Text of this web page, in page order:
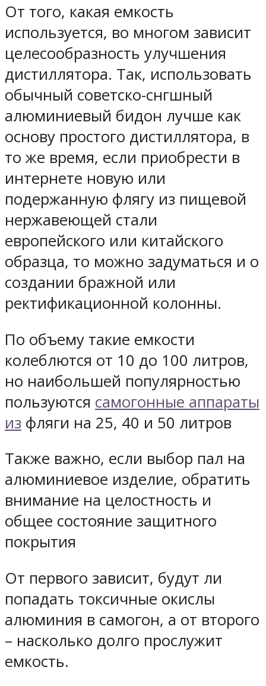
От того, какая емкость
используется, во многом зависит
целесообразность улучшения
дистиллятора. Так, использовать
обычный советско-снгшный
алюминиевый бидон лучше как
основу простого дистиллятора, в
то же время, если приобрести в
интернете новую или
подержанную флягу из пищевой
нержавеющей стали
европейского или китайского
образца, то можно задуматься и о
создании бражной или
ректификационной колонны.
По объему такие емкости
колеблются от 10 до 100 литров,
но наибольшей популярностью
пользуются самогонные аппараты
из фляги на 25, 40 и 50 литров
Также важно, если выбор пал на
алюминиевое изделие, обратить
внимание на целостность и
общее состояние защитного
покрытия
От первого зависит, будут ли
попадать токсичные окислы
алюминия в самогон, а от второго
– насколько долго прослужит
емкость.